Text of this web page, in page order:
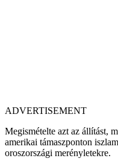
ADVERTISEMENT
Megismételte azt az állítást,
amerikai támaszponton
oroszországi merényletekre.